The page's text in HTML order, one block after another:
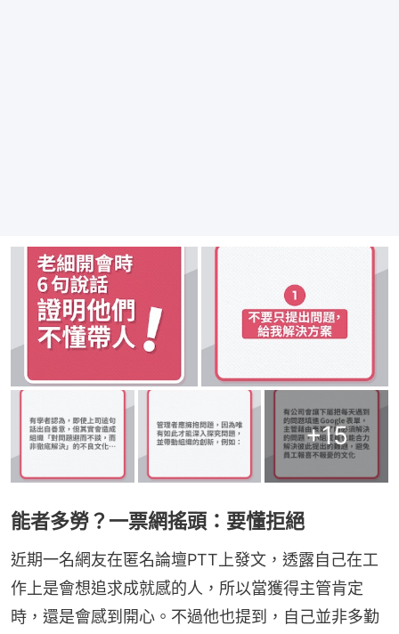
+15
能者多勞？一票網搖頭：要懂拒絕
近期一名網友在匿名論壇PTT上發文，透露自己在工
作上是會想追求成就感的人，所以當獲得主管肯定
時，還是會感到開心。不過他也提到，自己並非多勤